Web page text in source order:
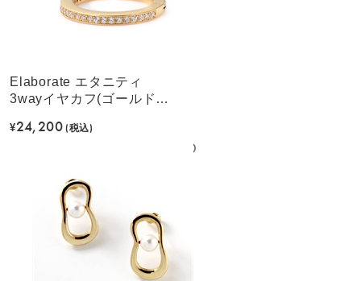
Elaborate エタニティ
3wayイヤカフ(ゴールドカ
¥24,200(税込)